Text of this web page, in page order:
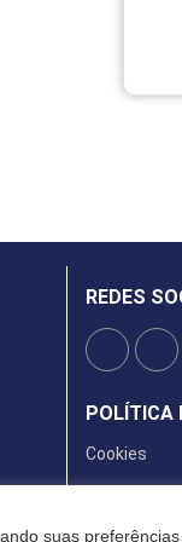
suas
REDES
POLÍTICA
Cookies